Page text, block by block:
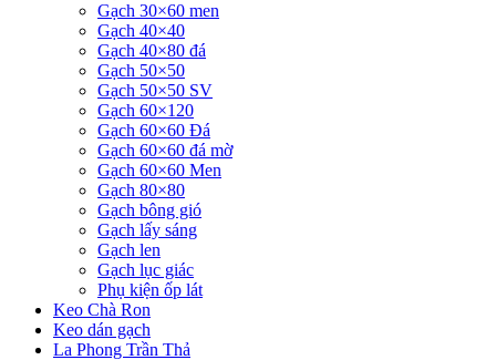
Gạch 30×60 men
Gạch 40×40
Gạch 40×80 đá
Gạch 50×50
Gạch 50×50 SV
Gạch 60×120
Gạch 60×60 Đá
Gạch 60×60 đá mờ
Gạch 60×60 Men
Gạch 80×80
Gạch bông gió
Gạch lấy sáng
Gạch len
Gạch lục giác
Phụ kiện ốp lát
Keo Chà Ron
Keo dán gạch
La Phong Trần Thả